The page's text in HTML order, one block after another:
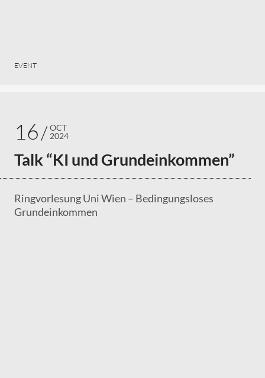
EVENT
16
OCT
2024
Talk “KI und Grundeinkommen”
Ringvorlesung Uni Wien – Bedingungsloses
Grundeinkommen